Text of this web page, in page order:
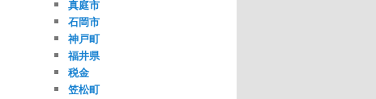
真庭市
石岡市
神戸町
福井県
税金
笠松町